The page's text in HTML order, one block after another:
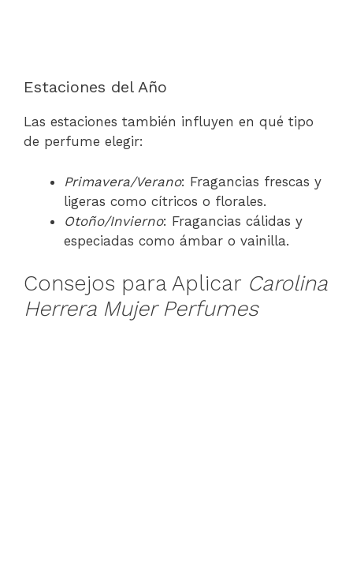
Estaciones del Año
Las estaciones también influyen en qué tipo
de perfume elegir:
Primavera/Verano: Fragancias frescas y
ligeras como cítricos o florales.
Otoño/Invierno: Fragancias cálidas y
especiadas como ámbar o vainilla.
Consejos para Aplicar Carolina
Herrera Mujer Perfumes